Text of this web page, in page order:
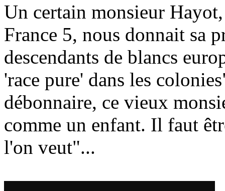
Un certain monsieur
France 5, nous donnait sa
descendants de blancs
'race pure' dans les
débonnaire, ce vieux
comme un enfant. Il faut
l'on veut"...